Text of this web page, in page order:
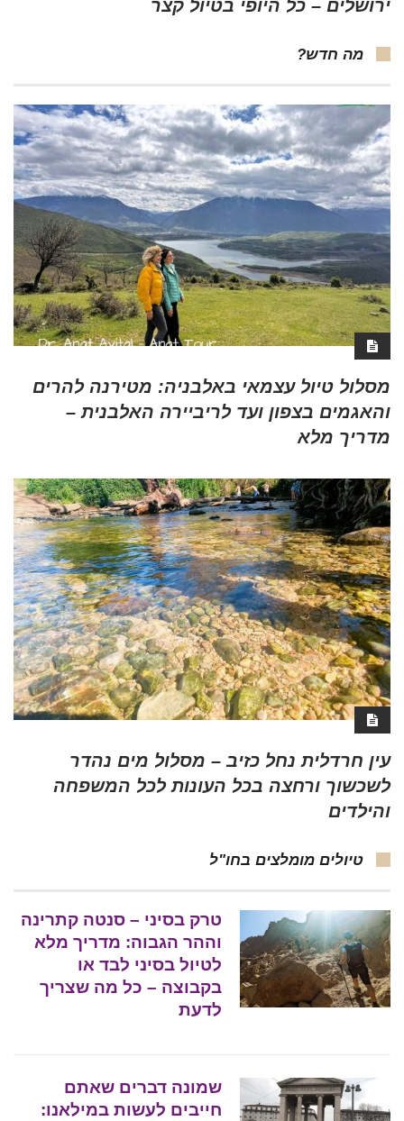
ירושלים – כל היופי בטיול קצר
מה חדש?
מסלול טיול עצמאי באלבניה: מטירנה להרים
והאגמים בצפון ועד לריביירה האלבנית –
מדריך מלא
עין חרדלית נחל כזיב – מסלול מים נהדר
לשכשוך ורחצה בכל העונות לכל המשפחה
והילדים
טיולים מומלצים בחו"ל
טרק בסיני – סנטה קתרינה
וההר הגבוה: מדריך מלא
לטיול בסיני לבד או
בקבוצה – כל מה שצריך
לדעת
שמונה דברים שאתם
חייבים לעשות במילאנו: